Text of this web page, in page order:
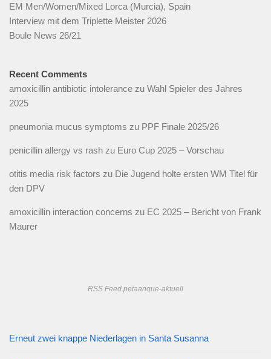
EM Men/Women/Mixed Lorca (Murcia), Spain
Interview mit dem Triplette Meister 2026
Boule News 26/21
Recent Comments
amoxicillin antibiotic intolerance zu Wahl Spieler des Jahres
2025
pneumonia mucus symptoms zu PPF Finale 2025/26
penicillin allergy vs rash zu Euro Cup 2025 – Vorschau
otitis media risk factors zu Die Jugend holte ersten WM Titel für
den DPV
amoxicillin interaction concerns zu EC 2025 – Bericht von Frank
Maurer
RSS Feed petaanque-aktuell
Erneut zwei knappe Niederlagen in Santa Susanna